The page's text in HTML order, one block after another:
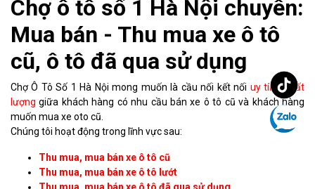
Chợ ô tô số 1 Hà Nội chuyên:
Mua bán - Thu mua xe ô tô
cũ, ô tô đã qua sử dụng
Chợ Ô Tô Số 1 Hà Nội mong muốn là cầu nối kết nối uy tín - chất
lượng giữa khách hàng có nhu cầu bán xe ô tô cũ và khách hàng
muốn mua xe oto cũ.
Chúng tôi hoạt động trong lĩnh vực sau:
Thu mua, mua bán xe ô tô cũ
Thu mua, mua bán xe ô tô lướt